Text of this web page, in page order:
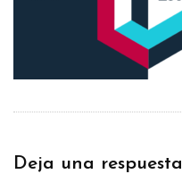
Deja una respuesta